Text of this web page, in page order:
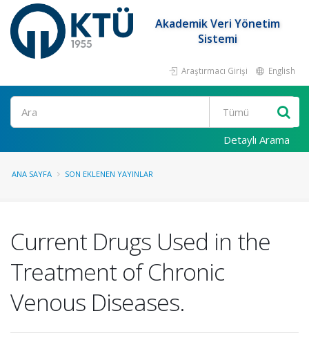
Akademik Veri Yönetim
Sistemi
Araştırmacı Girişi English
Ara
Detaylı Arama
ANA SAYFA SON EKLENEN YAYINLAR
Current Drugs Used in the
Treatment of Chronic
Venous Diseases.